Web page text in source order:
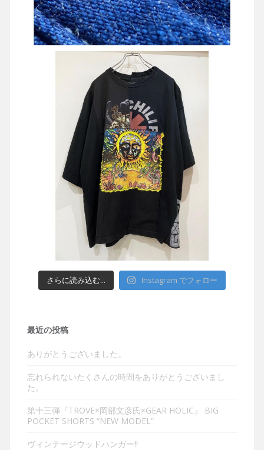
さらに読み込む... Instagram でフォロー
最近の投稿
ありがとうございました。
忘れられないたくさんの時間をありがとうございまし
た。
第十三弾『TROVE×岡部文彦氏×GEAR HOLIC』 BIG
POCKET SHORTS “NEW MODEL”
ヴィンテージウッドハンガー‼︎